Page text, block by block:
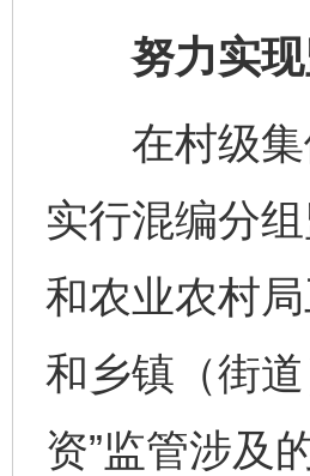
努力实现
在村级集体
实行混编分
和农业农村
和乡镇（街
资”监管涉及